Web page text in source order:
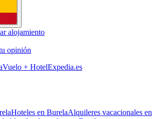
alojamiento
opinión
Vuelo + HotelExpedia.es
Hoteles en BurelaAlquileres vacacionales en